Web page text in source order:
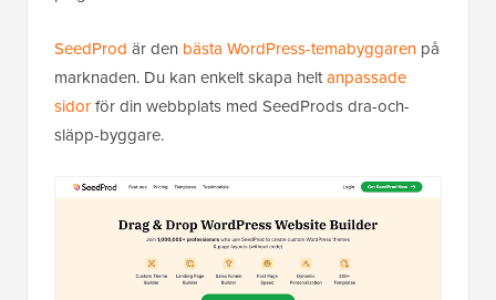
SeedProd är den bästa WordPress-temabyggaren på
marknaden. Du kan enkelt skapa heltanpassade
sidorför din webbplats med SeedProds dra-och-
släpp-byggare.